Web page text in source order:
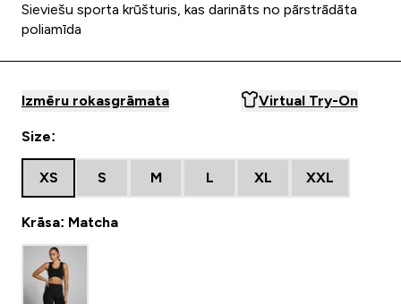
Sieviešu sporta krūšturis, kas darināts no pārstrādāta
poliamīda
Izmēru rokasgrāmata Virtual Try-On
Size:
XS S M L XL XXL
Krāsa: Matcha